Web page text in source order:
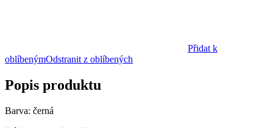
Přidat k
oblíbenýmOdstranit z oblíbených
Popis produktu
Barva: černá